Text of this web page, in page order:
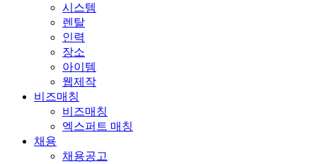
시스템
렌탈
인력
장소
아이템
웹제작
비즈매칭
비즈매칭
엑스퍼트 매칭
채용
채용공고